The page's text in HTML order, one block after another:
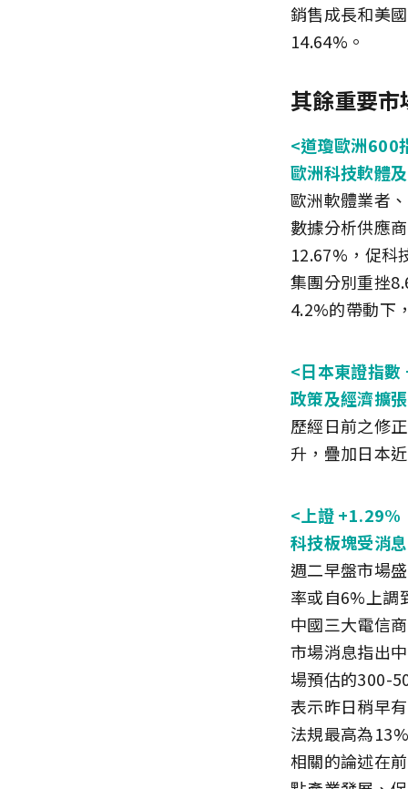
銷售成長和美
14.64%。
其餘重要市
<道瓊歐洲600
歐洲科技軟體
歐洲軟體業者
數據分析供應
12.67%，促科
集團分別重挫
4.2%的帶動下
<日本東證指
政策及經濟擴
歷經日前之修
升，疊加日本
<上證
科技板塊受消
週二早盤市場
率或自6%上調
中國三大電信
市場消息指出
場預估的300-
表示昨日稍早
法規最高為
相關的論述在